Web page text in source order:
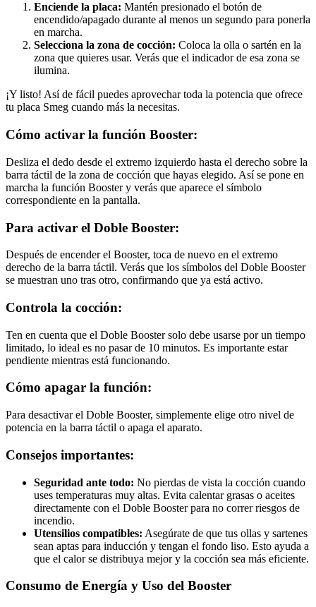
Enciende la placa: Mantén presionado el botón de
encendido/apagado durante al menos un segundo para ponerla
en marcha.
Selecciona la zona de cocción: Coloca la olla o sartén en la
zona que quieres usar. Verás que el indicador de esa zona se
ilumina.
¡Y listo! Así de fácil puedes aprovechar toda la potencia que ofrece
tu placa Smeg cuando más la necesitas.
Cómo activar la función Booster:
Desliza el dedo desde el extremo izquierdo hasta el derecho sobre la
barra táctil de la zona de cocción que hayas elegido. Así se pone en
marcha la función Booster y verás que aparece el símbolo
correspondiente en la pantalla.
Para activar el Doble Booster:
Después de encender el Booster, toca de nuevo en el extremo
derecho de la barra táctil. Verás que los símbolos del Doble Booster
se muestran uno tras otro, confirmando que ya está activo.
Controla la cocción:
Ten en cuenta que el Doble Booster solo debe usarse por un tiempo
limitado, lo ideal es no pasar de 10 minutos. Es importante estar
pendiente mientras está funcionando.
Cómo apagar la función:
Para desactivar el Doble Booster, simplemente elige otro nivel de
potencia en la barra táctil o apaga el aparato.
Consejos importantes:
Seguridad ante todo: No pierdas de vista la cocción cuando
uses temperaturas muy altas. Evita calentar grasas o aceites
directamente con el Doble Booster para no correr riesgos de
incendio.
Utensilios compatibles: Asegúrate de que tus ollas y sartenes
sean aptas para inducción y tengan el fondo liso. Esto ayuda a
que el calor se distribuya mejor y la cocción sea más eficiente.
Consumo de Energía y Uso del Booster